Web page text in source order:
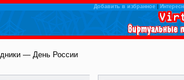
Добавить в избранное|
— День России